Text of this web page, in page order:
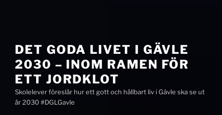
DET GODA LIVET I GÄVLE
2030 – INOM RAMEN FÖR
ETT JORDKLOT
Skolelever föreslår hur ett gott och hållbart liv i Gävle ska se ut
år 2030 #DGLGavle